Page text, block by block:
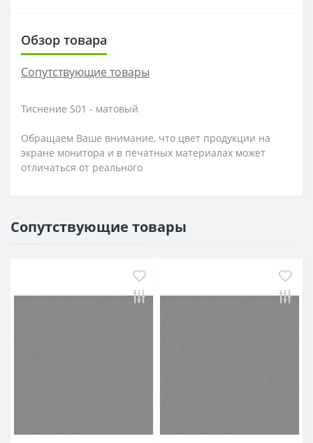
Обзор товара
Сопутствующие товары
Тиснение S01 - матовый
Обращаем Ваше внимание, что цвет продукции на
экране монитора и в печатных материалах может
отличаться от реального
Сопутствующие товары